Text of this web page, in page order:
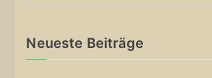
Neueste Beiträge